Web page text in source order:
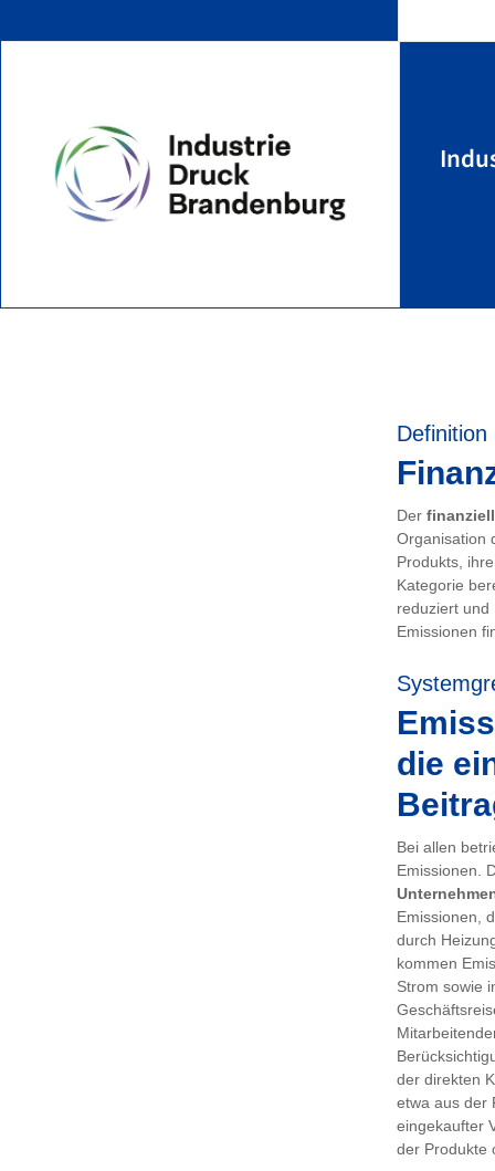
Definition
Der
Organisation
Produkts,
Kategorie
reduziert und
Emissionen
die
Bei allen
Emissionen.
Emissionen,
durch
kommen
Strom sowie
der direkten
etwa aus der
eingekaufter
der Produkte